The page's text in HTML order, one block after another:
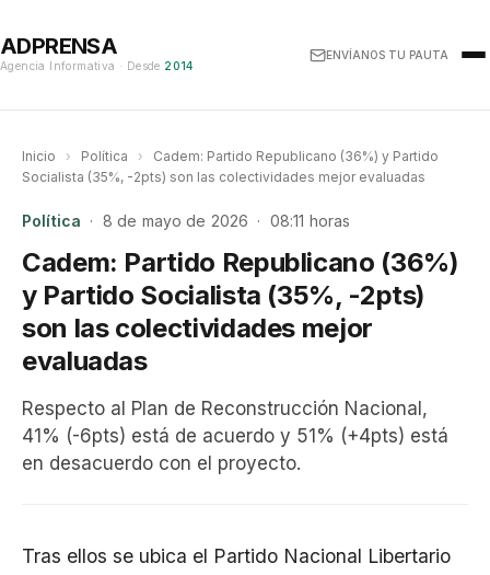
ADPRENSA
Agencia Informativa · Desde 2014
ENVÍANOS TU PAUTA
Inicio › Política ›
Cadem: Partido Republicano (36%) y Partido
Socialista (35%, -2pts) son las colectividades mejor evaluadas
Política · 8 de mayo de 2026 · 08:11 horas
Cadem: Partido Republicano (36%)
y Partido Socialista (35%, -2pts)
son las colectividades mejor
evaluadas
Respecto al Plan de Reconstrucción Nacional,
41% (-6pts) está de acuerdo y 51% (+4pts) está
en desacuerdo con el proyecto.
Tras ellos se ubica el Partido Nacional Libertario